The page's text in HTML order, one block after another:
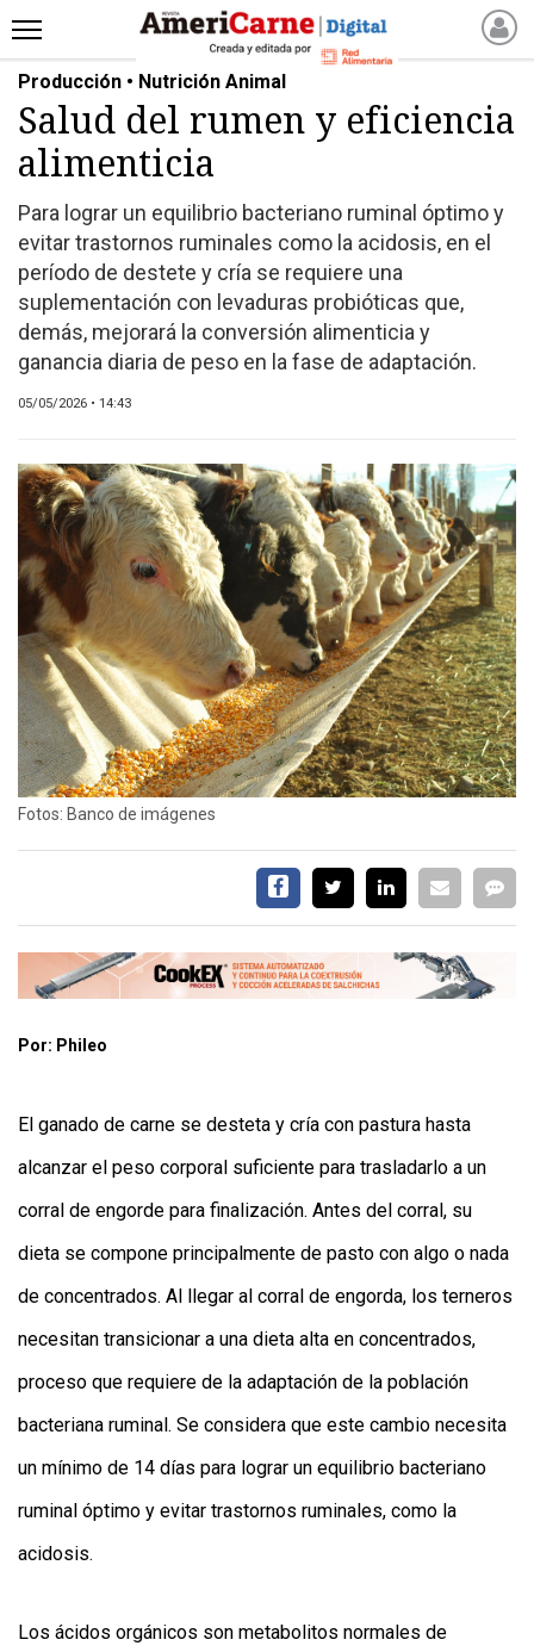
INICIO
NOTICIAS RECIENTES
NOTICIAS
PRODUCCIÓN
PROCESO
PRODUCTO
NUEVOS PRODUCTOS
MARKETPLACE
REVISTAS
CATÁLOGO DE CORTES
DE CARNE VACUNA
EVENTOS Y
CAPACITACIONES
DIRECTORIO
CALENDARIO
MEDIA KIT
TEMAS DESTACADOS
CARNE
FRIGORIFICO
CONCURSO
PREMIO
SERVICIOS
CONTÁCTENOS
TÉRMINOS
CONDICIONES
DE
MAPA
SITIO
SOMOS
Producción • Nutrición Animal
Salud del rumen y eficiencia
alimenticia
Para lograr un equilibrio bacteriano ruminal óptimo y
evitar trastornos ruminales como la acidosis, en el
período de destete y cría se requiere una
suplementación con levaduras probióticas que,
demás, mejorará la conversión alimenticia y
ganancia diaria de peso en la fase de adaptación.
05/05/2026 • 14:43
Fotos: Banco de imágenes
Por: Phileo
El ganado de carne se desteta y cría con pastura hasta
alcanzar el peso corporal suficiente para trasladarlo a un
corral de engorde para finalización. Antes del corral, su
dieta se compone principalmente de pasto con algo o nada
de concentrados. Al llegar al corral de engorda, los terneros
necesitan transicionar a una dieta alta en concentrados,
proceso que requiere de la adaptación de la población
bacteriana ruminal. Se considera que este cambio necesita
un mínimo de 14 días para lograr un equilibrio bacteriano
ruminal óptimo y evitar trastornos ruminales, como la
acidosis.
Los ácidos orgánicos son metabolitos normales de